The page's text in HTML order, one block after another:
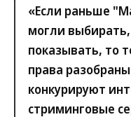
«Если раньше
могли
показывать, то
права
конкурируют
стриминговые